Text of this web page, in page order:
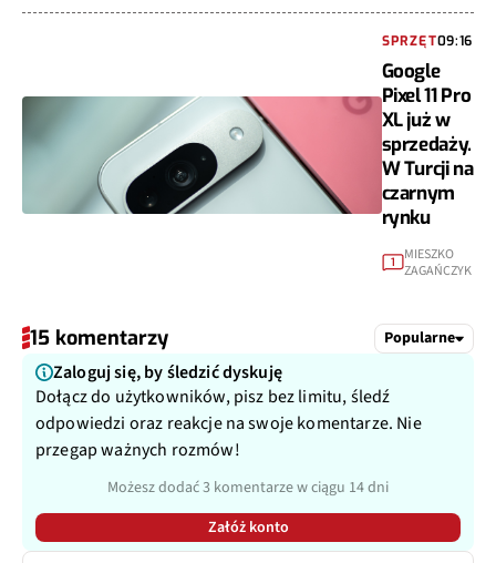
SPRZĘT09:16
Google
Pixel 11 Pro
XL już w
sprzedaży.
W Turcji na
czarnym
rynku
1
MIESZKO
ZAGAŃCZYK
15 komentarzy Popularne
Zaloguj się, by śledzić dyskuję
Dołącz do użytkowników, pisz bez limitu, śledź
odpowiedzi oraz reakcje na swoje komentarze. Nie
przegap ważnych rozmów!
Możesz dodać 3 komentarze w ciągu 14 dni
Załóż konto